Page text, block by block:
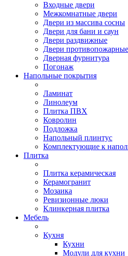
Входные двери
Межкомнатные двери
Двери из массива сосны
Двери для бани и саун
Двери раздвижные
Двери противопожарные
Дверная фурнитура
Погонаж
Напольные покрытия
Ламинат
Линолеум
Плитка ПВХ
Ковролин
Подложка
Напольный плинтус
Комплектующие к
Плитка
Плитка керамическая
Керамогранит
Мозаика
Ревизионные люки
Клинкерная плитка
Мебель
Кухня
Кухни
Модули для кухни